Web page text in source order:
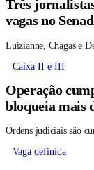
vagas no
Luizianne, Chagas e
Caixa II e III
Operação
bloqueia mais
Ordens judiciais são
Vaga definida